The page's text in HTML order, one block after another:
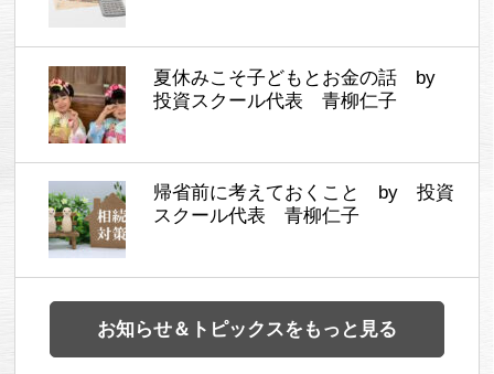
夏休みこそ子どもとお金の話 by
投資スクール代表 青柳仁子
帰省前に考えておくこと by 投資
スクール代表 青柳仁子
お知らせ＆トピックスをもっと見る